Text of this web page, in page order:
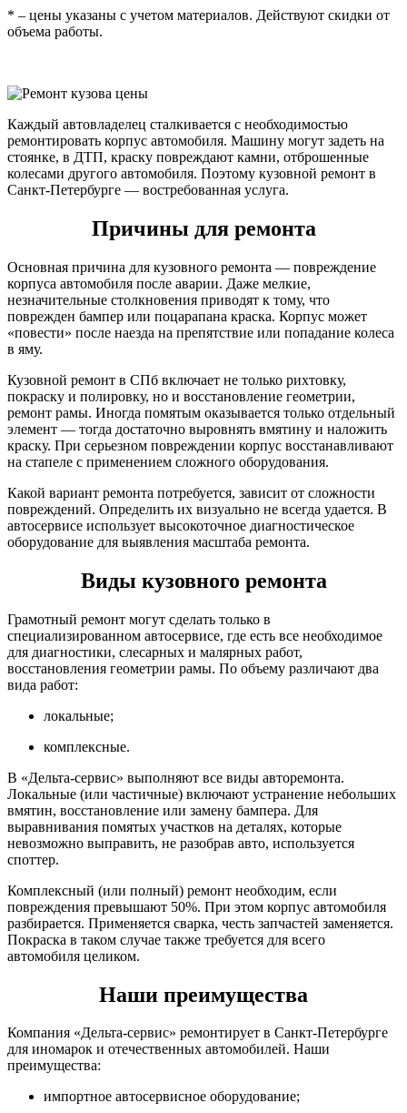
* – цены указаны с учетом материалов. Действуют скидки от
объема работы.
Каждый автовладелец сталкивается с необходимостью
ремонтировать корпус автомобиля. Машину могут задеть на
стоянке, в ДТП, краску повреждают камни, отброшенные
колесами другого автомобиля. Поэтому кузовной ремонт в
Санкт-Петербурге — востребованная услуга.
Причины для ремонта
Основная причина для кузовного ремонта — повреждение
корпуса автомобиля после аварии. Даже мелкие,
незначительные столкновения приводят к тому, что
поврежден бампер или поцарапана краска. Корпус может
«повести» после наезда на препятствие или попадание колеса
в яму.
Кузовной ремонт в СПб включает не только рихтовку,
покраску и полировку, но и восстановление геометрии,
ремонт рамы. Иногда помятым оказывается только отдельный
элемент — тогда достаточно выровнять вмятину и наложить
краску. При серьезном повреждении корпус восстанавливают
на стапеле с применением сложного оборудования.
Какой вариант ремонта потребуется, зависит от сложности
повреждений. Определить их визуально не всегда удается. В
автосервисе использует высокоточное диагностическое
оборудование для выявления масштаба ремонта.
Виды кузовного ремонта
Грамотный ремонт могут сделать только в
специализированном автосервисе, где есть все необходимое
для диагностики, слесарных и малярных работ,
восстановления геометрии рамы. По объему различают два
вида работ:
локальные;
комплексные.
В «Дельта-сервис» выполняют все виды авторемонта.
Локальные (или частичные) включают устранение небольших
вмятин, восстановление или замену бампера. Для
выравнивания помятых участков на деталях, которые
невозможно выправить, не разобрав авто, используется
споттер.
Комплексный (или полный) ремонт необходим, если
повреждения превышают 50%. При этом корпус автомобиля
разбирается. Применяется сварка, честь запчастей заменяется.
Покраска в таком случае также требуется для всего
автомобиля целиком.
Наши преимущества
Компания «Дельта-сервис» ремонтирует в Санкт-Петербурге
для иномарок и отечественных автомобилей. Наши
преимущества:
импортное автосервисное оборудование;